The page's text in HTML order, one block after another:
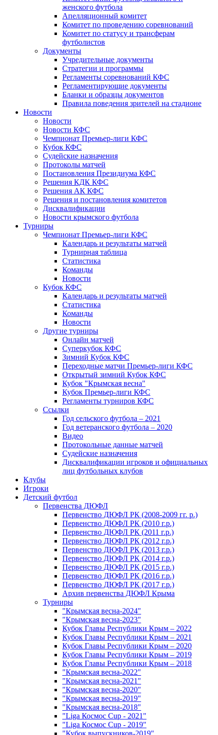
женского футбола
Апелляционный комитет
Комитет по проведению соревнований
Комитет по статусу и трансферам
футболистов
Документы
Учредительные документы
Стратегии и программы
Регламенты соревнований КФС
Регламентирующие документы
Бланки и образцы документов
Правила поведения зрителей на стадионе
Новости
Новости
Новости КФС
Чемпионат Премьер-лиги КФС
Кубок КФС
Судейские назначения
Протоколы матчей
Постановления Президиума КФС
Решения КДК КФС
Решения АК КФС
Решения и постановления комитетов
Дисквалификации
Новости крымского футбола
Турниры
Чемпионат Премьер-лиги КФС
Календарь и результаты матчей
Турнирная таблица
Статистика
Команды
Новости
Кубок КФС
Календарь и результаты матчей
Статистика
Команды
Новости
Другие турниры
Онлайн матчей
Суперкубок КФС
Зимний Кубок КФС
Переходные матчи Премьер-лиги КФС
Открытый зимний Кубок КФС
Кубок "Крымская весна"
Кубок Премьер-лиги КФС
Регламенты турниров КФС
Ссылки
Год сельского футбола – 2021
Год ветеранского футбола – 2020
Видео
Протокольные данные матчей
Судейские назначения
Дисквалификации игроков и официальных
лиц футбольных клубов
Клубы
Игроки
Детский футбол
Первенства ДЮФЛ
Первенство ДЮФЛ РК (2008-2009 гг. р.)
Первенство ДЮФЛ РК (2010 г.р.)
Первенство ДЮФЛ РК (2011 г.р.)
Первенство ДЮФЛ РК (2012 г.р.)
Первенство ДЮФЛ РК (2013 г.р.)
Первенство ДЮФЛ РК (2014 г.р.)
Первенство ДЮФЛ РК (2015 г.р.)
Первенство ДЮФЛ РК (2016 г.р.)
Первенство ДЮФЛ РК (2017 г.р.)
Архив первенства ДЮФЛ Крыма
Турниры
"Крымская весна-2024"
"Крымская весна-2023"
Кубок Главы Республики Крым – 2022
Кубок Главы Республики Крым – 2021
Кубок Главы Республики Крым – 2020
Кубок Главы Республики Крым – 2019
Кубок Главы Республики Крым – 2018
"Крымская весна-2022"
"Крымская весна-2021"
"Крымская весна-2020"
"Крымская весна-2019"
"Крымская весна-2018"
"Liga Космос Cup - 2021"
"Liga Космос Cup - 2019"
"Кубок выпускников-2019"